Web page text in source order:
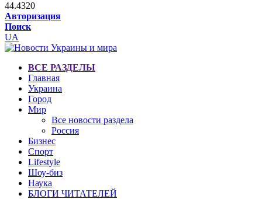
44.4320
Авторизация
Поиск
UA
ВСЕ РАЗДЕЛЫ
Главная
Украина
Город
Мир
Все новости раздела
Россия
Бизнес
Спорт
Lifestyle
Шоу-биз
Наука
БЛОГИ ЧИТАТЕЛЕЙ